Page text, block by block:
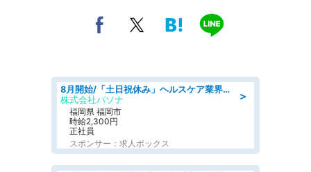
＞
8月開始/「土日祝休み」ヘルスケア業界の産業保健師/高時給/未経験OK/要資格:保健師、正看護師
株式会社パソナ
福岡県 福岡市
時給2,300円
正社員
スポンサー：求人ボックス